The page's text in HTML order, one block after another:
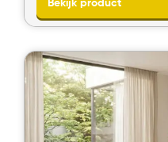
Bekijk product